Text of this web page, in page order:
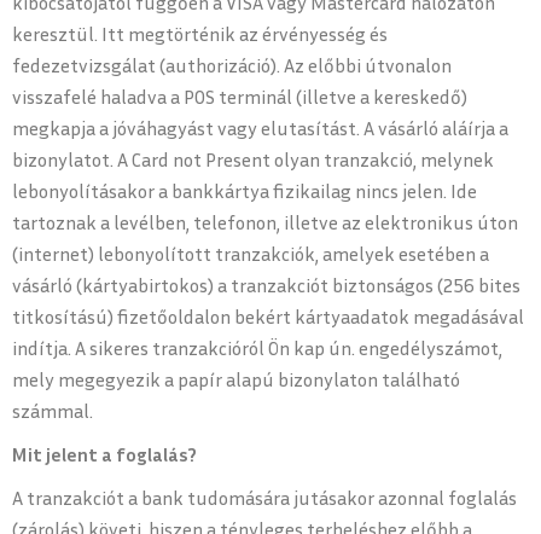
keresztül. Itt megtörténik az érvényesség és
fedezetvizsgálat (authorizáció). Az előbbi útvonalon
visszafelé haladva a POS terminál (illetve a kereskedő)
megkapja a jóváhagyást vagy elutasítást. A vásárló aláírja a
bizonylatot. A Card not Present olyan tranzakció, melynek
lebonyolításakor a bankkártya fizikailag nincs jelen. Ide
tartoznak a levélben, telefonon, illetve az elektronikus úton
(internet) lebonyolított tranzakciók, amelyek esetében a
vásárló (kártyabirtokos) a tranzakciót biztonságos (256 bites
titkosítású) fizetőoldalon bekért kártyaadatok megadásával
indítja. A sikeres tranzakcióról Ön kap ún. engedélyszámot,
mely megegyezik a papír alapú bizonylaton található
számmal.
Mit jelent a foglalás?
A tranzakciót a bank tudomására jutásakor azonnal foglalás
(zárolás) követi, hiszen a tényleges terheléshez előbb a